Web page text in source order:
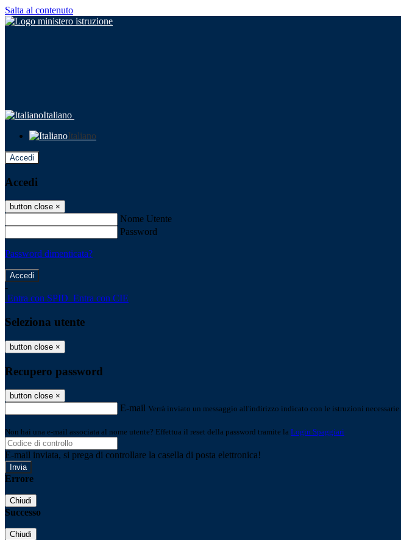
Salta al contenuto
Italiano
Italiano
Accedi
Accedi
button close ×
Nome Utente
Password
Password dimenticata?
-
Entra con SPID Entra con CIE
Seleziona utente
button close ×
Recupero password
button close ×
E-mail Verrà inviato un messaggio all'indirizzo indicato con le istruzioni necessarie.
Non hai una e-mail associata al nome utente? Effettua il reset della password tramite la Login Spaggiari
E-mail inviata, si prega di controllare la casella di posta elettronica!
Errore
Chiudi
Successo
Chiudi